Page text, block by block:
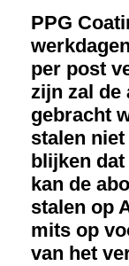
PPG
per post
zijn zal de
gebracht
stalen
blijken
kan de
stalen op
mits op
van het